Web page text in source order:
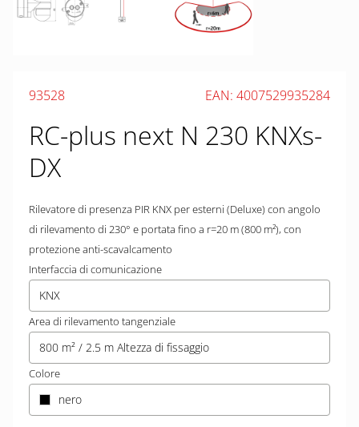
93528 EAN: 4007529935284
RC-plus next N 230 KNXs-
DX
Rilevatore di presenza PIR KNX per esterni (Deluxe) con angolo
di rilevamento di 230° e portata fino a r=20 m (800 m²), con
protezione anti-scavalcamento
Interfaccia di comunicazione
KNX
Area di rilevamento tangenziale
800 m² / 2.5 m Altezza di fissaggio
Colore
nero